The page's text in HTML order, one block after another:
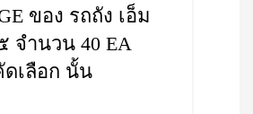
ของ รถถัง เอ็ม
จำนวน 40 EA
เลือก นั้น